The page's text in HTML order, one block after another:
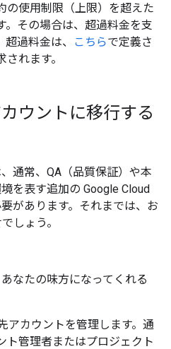
の使用制限（上限）を超えた
。その場合は、超過料金を支
過料金は、
こちらで定義さ
れます。
ウントに移行する
通常、QA（品質保証）や本
を表す追加の Google Cloud
があります。それまでは、お
しょう。
なたの味方になってくれる
アカウントを管理します。通
ト管理者またはプロジェクト